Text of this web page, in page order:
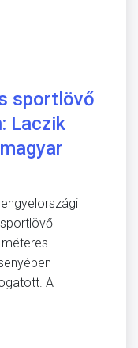
sportlövő
Laczik
A